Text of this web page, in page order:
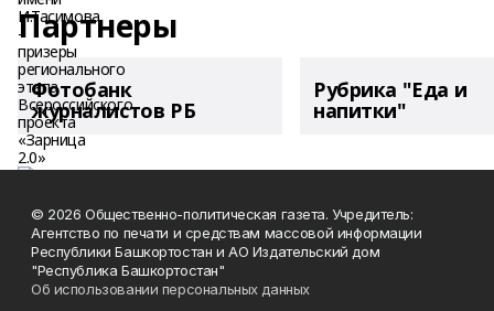
Партнеры
Фотобанк
журналистов РБ
Рубрика "Еда и
напитки"
© 2026 Общественно-политическая газета. Учредитель:
Агентство по печати и средствам массовой информации
Республики Башкортостан и АО Издательский дом
"Республика Башкортостан"
Об использовании персональных данных